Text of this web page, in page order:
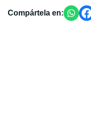
Compártela en: